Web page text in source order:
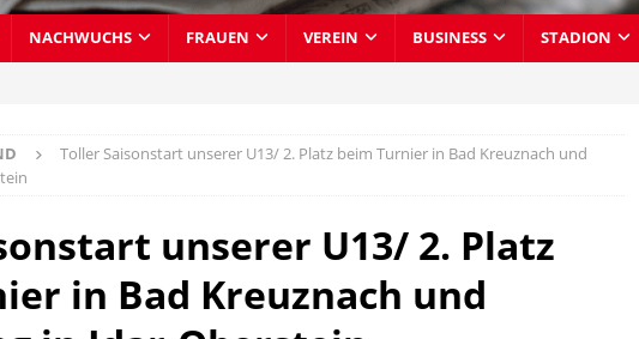
NACHWUCHS FRAUEN VEREIN BUSINESS STADION
Toller Saisonstart unserer U13/ 2. Platz beim Turnier in Bad Kreuznach und
unserer U13/ 2. Platz
in Bad Kreuznach und